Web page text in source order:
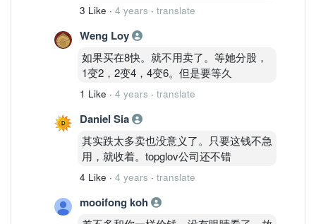
3 Like · 4 years · translate
Weng Loy
如果买在8快。就不用卖了。等她分股，
1变2，2变4，4变6。但是要等久
1 Like · 4 years · translate
Daniel Sia
其实跌太多卖也没意义了。只要这钱不急
用，就收着。topglov公司还不错
4 Like · 4 years · translate
mooifong koh